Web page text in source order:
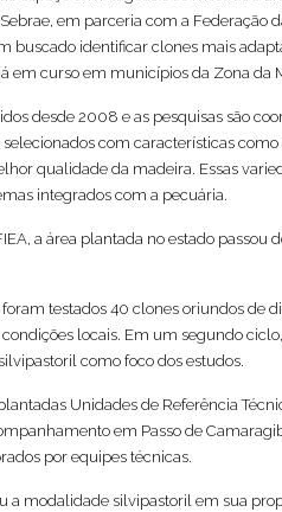
em parceria com a Federação
buscado identificar clones mais
em curso em municípios da Zona da
desde 2008 e as pesquisas são
com características
qualidade da madeira. Essas
integrados com a pecuária.
a área plantada no estado passou
testados 40 clones oriundos de
locais. Em um segundo
como foco dos estudos.
Unidades de Referência
em Passo de
por equipes técnicas.
a modalidade silvipastoril em sua